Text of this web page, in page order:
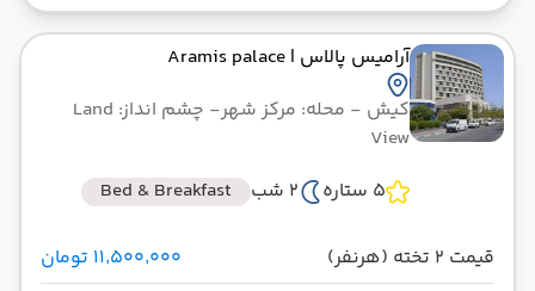
آرامیس پالاس | Aramis palace
کیش - محله: مرکز شهر
- چشم انداز: Land
View
5 ستاره
2 شب Bed & Breakfast
قیمت 2 تخته (هرنفر)
۱۱٬۵۰۰٬۰۰۰ تومان